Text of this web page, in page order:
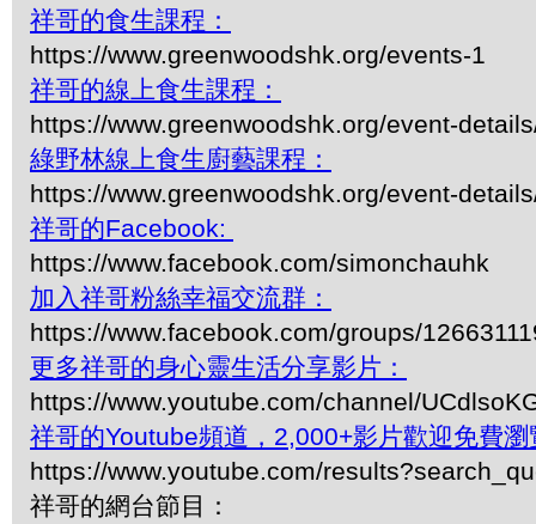
祥哥的食生課程：
https://www.greenwoodshk.org/events-1
祥哥的線上食生課程：
https://www.greenwoodshk.org/event-
綠野林線上食生廚藝課程：
https://www.greenwoodshk.org/event-
祥哥的Facebook:
https://www.facebook.com/simonchauhk
加入祥哥粉絲幸福交流群：
https://www.facebook.com/groups/
更多祥哥的身心靈生活分享影片：
https://www.youtube.com/channel/
祥哥的Youtube頻道，2,000+影片歡迎免費瀏
https://www.youtube.com/
祥哥的網台節目：